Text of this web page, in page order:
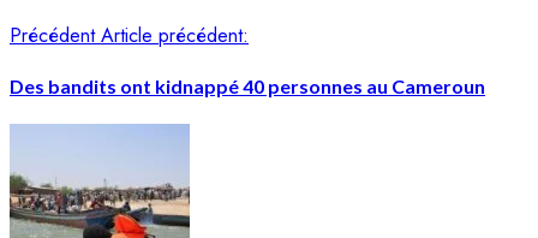
Précédent Article précédent:
Des bandits ont kidnappé 40 personnes au Cameroun